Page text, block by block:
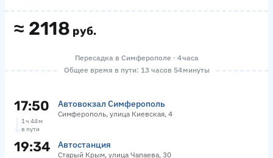
≈ 2118 руб.
Пересадка в Симферополе · 4 часа
Общее время в пути: 13 часов 54 минуты
17:50 Автовокзал Симферополь
Симферополь, улица Киевская, 4
1 ч 44 м
в пути
19:34 Автостанция
Старый Крым, улица Чапаева, 30